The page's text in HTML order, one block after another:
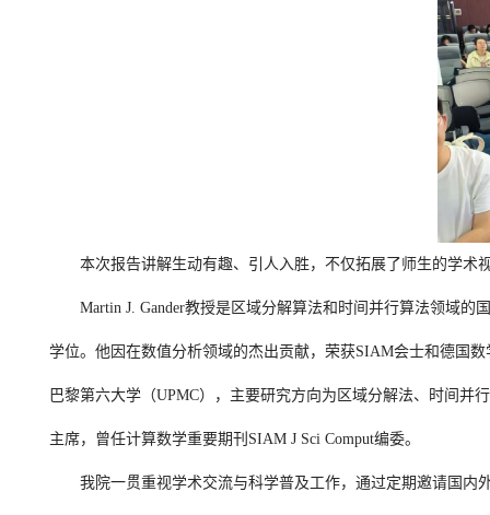
本次报告讲解生动有趣、引人入胜，不仅拓展了师生的学
Martin J. Gander教授是区域分解算法和时间并行算法领域
学位。他因在数值分析领域的杰出贡献，荣获SIAM会士和德国
巴黎第六大学（UPMC），主要研究方向为区域分解法、时间
主席，曾任计算数学重要期刊SIAM J Sci Comput编委。
我院一贯重视学术交流与科学普及工作，通过定期邀请国